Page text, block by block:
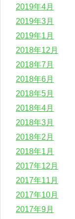
2019年4月
2019年3月
2019年1月
2018年12月
2018年7月
2018年6月
2018年5月
2018年4月
2018年3月
2018年2月
2018年1月
2017年12月
2017年11月
2017年10月
2017年9月